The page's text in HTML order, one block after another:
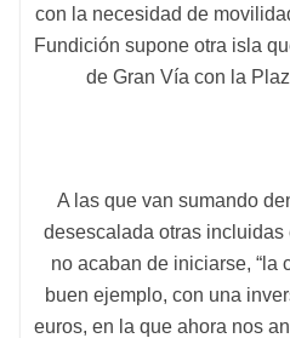
con la necesidad de
Fundición supone otra isla
de Gran Vía con la
A las que van sumando
desescalada otras
no acaban de iniciarse, “la
buen ejemplo, con una
euros, en la que ahora nos